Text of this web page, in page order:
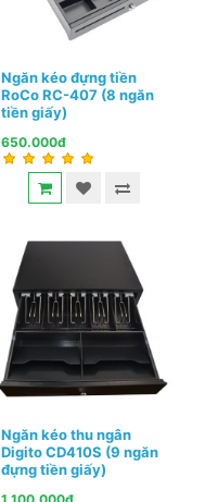
Ngăn kéo đựng tiền
RoCo RC-407 (8 ngăn
tiền giấy)
650.000đ
Ngăn kéo thu ngân
Digito CD410S (9 ngăn
đựng tiền giấy)